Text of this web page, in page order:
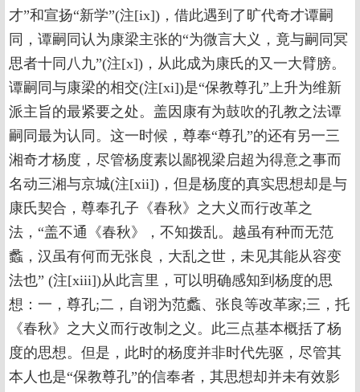
才”和宣扬“新学”(注[ix])，借此遇到了旷代奇才谭嗣
同，谭嗣同认为康梁主张的“为微言大义，竟与嗣同冥
思者十同八九”(注[x])，从此成为康氏的又一大臂膀。
谭嗣同与康梁的相交(注[xi])是“保教尊孔”上升为维新
派主旨的最紧要之处。盖因康有为鼓吹的孔教之法谭
嗣同最为认同。这一时候，尊奉“尊孔”的还有另一三
湘奇才杨度，尽管杨度素以鄙视梁启超为得意之事而
名动三湘与京城(注[xii])，但是杨度的真实思想却是与
康氏契合，尊奉孔子《春秋》之大义而行改革之
法，“盖不通《春秋》，不知拨乱。越虽有种而无范
蠡，汉虽有何而无张良，大乱之世，未见其能从容变
法也” (注[xiii])从此言里，可以明确感知到杨度的思
想：一，尊孔;二，自诩为范蠡、张良等改革家;三，托
《春秋》之大义而行改制之义。此三点基本概括了杨
度的思想。但是，此时的杨度并非时代先驱，尽管其
本人也是“保教尊孔”的信奉者，其思想却并未有效影